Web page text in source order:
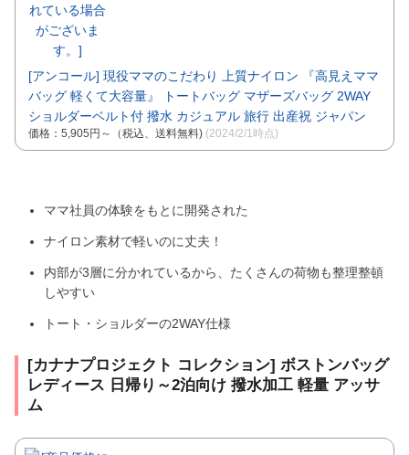
[アンコール] 現役ママのこだわり 上質ナイロン 『高見えママ
バッグ 軽くて大容量』 トートバッグ マザーズバッグ 2WAY
ショルダーベルト付 撥水 カジュアル 旅行 出産祝 ジャパン
価格：5,905円～（税込、送料無料) (2024/2/1時点)
ママ社員の体験をもとに開発された
ナイロン素材で軽いのに丈夫！
内部が3層に分かれているから、たくさんの荷物も整理整頓
しやすい
トート・ショルダーの2WAY仕様
[カナナプロジェクト コレクション] ボストンバッグ
レディース 日帰り～2泊向け 撥水加工 軽量 アッサ
ム